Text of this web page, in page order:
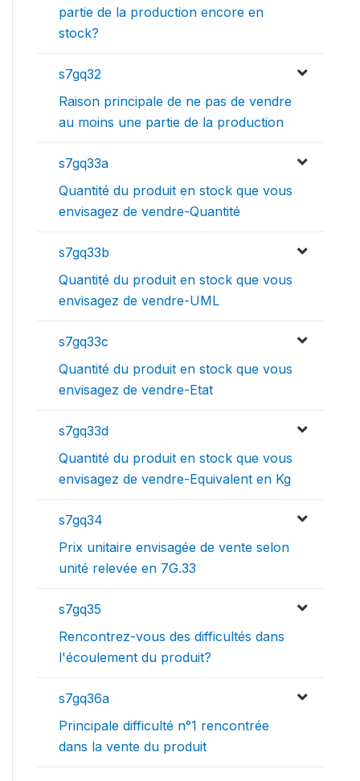
partie de la production encore en
stock?
s7gq32
Raison principale de ne pas de vendre
au moins une partie de la production
s7gq33a
Quantité du produit en stock que vous
envisagez de vendre-Quantité
s7gq33b
Quantité du produit en stock que vous
envisagez de vendre-UML
s7gq33c
Quantité du produit en stock que vous
envisagez de vendre-Etat
s7gq33d
Quantité du produit en stock que vous
envisagez de vendre-Equivalent en Kg
s7gq34
Prix unitaire envisagée de vente selon
unité relevée en 7G.33
s7gq35
Rencontrez-vous des difficultés dans
l'écoulement du produit?
s7gq36a
Principale difficulté n°1 rencontrée
dans la vente du produit